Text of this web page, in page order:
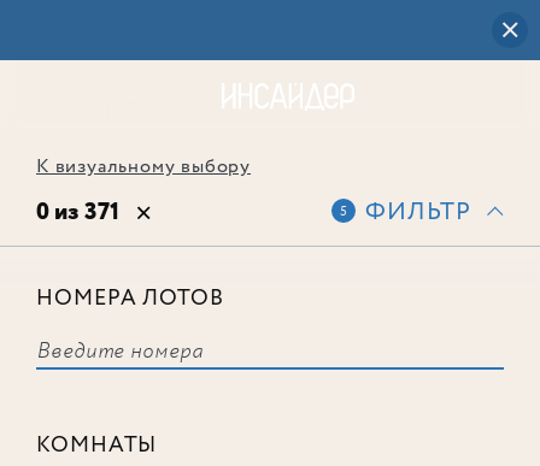
К визуальному выбору
0 из 371 5 ФИЛЬТР
НОМЕРА ЛОТОВ
КОМНАТЫ
соответствует ни одного лота